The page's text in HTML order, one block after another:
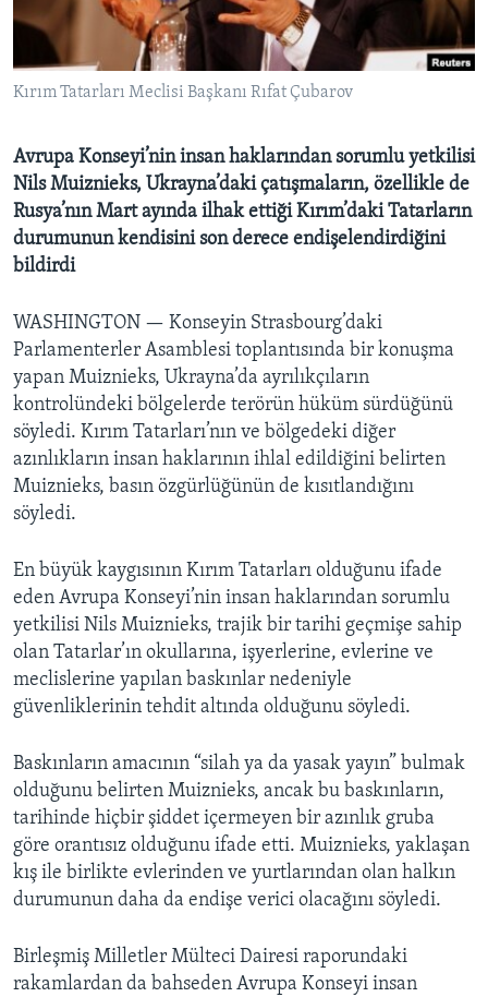
HAYATTAN
SANAT
BIZI TAKIP EDIN
Kırım Tatarları Meclisi Başkanı Rıfat Çubarov
Avrupa Konseyi’nin insan haklarından sorumlu yetkilisi
Nils Muiznieks, Ukrayna’daki çatışmaların, özellikle de
Rusya’nın Mart ayında ilhak ettiği Kırım’daki Tatarların
durumunun kendisini son derece endişelendirdiğini
bildirdi
WASHINGTON — Konseyin Strasbourg’daki
Parlamenterler Asamblesi toplantısında bir konuşma
yapan Muiznieks, Ukrayna’da ayrılıkçıların
kontrolündeki bölgelerde terörün hüküm sürdüğünü
söyledi. Kırım Tatarları’nın ve bölgedeki diğer
azınlıkların insan haklarının ihlal edildiğini belirten
Muiznieks, basın özgürlüğünün de kısıtlandığını
söyledi.
En büyük kaygısının Kırım Tatarları olduğunu ifade
eden Avrupa Konseyi’nin insan haklarından sorumlu
yetkilisi Nils Muiznieks, trajik bir tarihi geçmişe sahip
olan Tatarlar’ın okullarına, işyerlerine, evlerine ve
meclislerine yapılan baskınlar nedeniyle
güvenliklerinin tehdit altında olduğunu söyledi.
Baskınların amacının “silah ya da yasak yayın” bulmak
olduğunu belirten Muiznieks, ancak bu baskınların,
tarihinde hiçbir şiddet içermeyen bir azınlık gruba
göre orantısız olduğunu ifade etti. Muiznieks, yaklaşan
kış ile birlikte evlerinden ve yurtlarından olan halkın
durumunun daha da endişe verici olacağını söyledi.
Birleşmiş Milletler Mülteci Dairesi raporundaki
rakamlardan da bahseden Avrupa Konseyi insan